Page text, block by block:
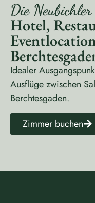
Die
Hotel,
Idealer
Ausflüge zwischen
Berchtesgaden.
Zimmer buchen